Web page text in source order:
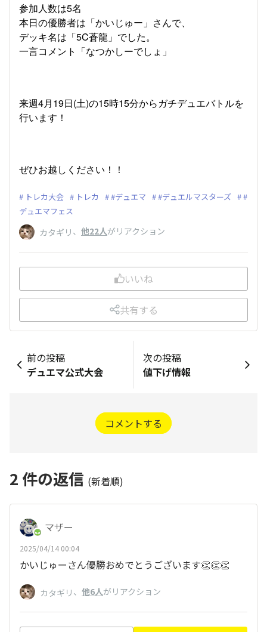
参加人数は5名
本日の優勝者は「かいじゅー」さんで、
デッキ名は「5C蒼龍」でした。
一言コメント「なつかしーでしょ」
来週4月19日(土)の15時15分からガチデュエバトルを
行います！
ぜひお越しください！！
トレカ大会 トレカ #デュエマ #デュエルマスターズ
#
デュエマフェス
カタギリ 、 他22人がリアクション
いいね
共有する
前の投稿
デュエマ公式大会
次の投稿
値下げ情報
コメントする
2 件の返信 (新着順)
マザー
2025/04/14 00:04
かいじゅーさん優勝おめでとうございます👏👏👏
カタギリ 、 他6人がリアクション